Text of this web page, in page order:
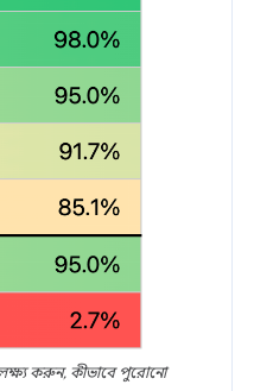
লক্ষ্য করুন, কীভাবে পুরোনো